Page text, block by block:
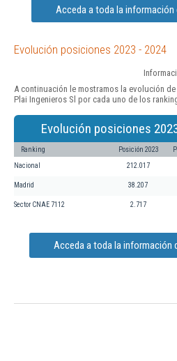
Acceda a toda la información
Evolución posiciones 2023 - 2024
A continuación le mostramos la evolución
Plai Ingenieros Sl por cada uno de los
Evolución posiciones
Ranking Posición 2023
Nacional 212.017
Madrid 38.207
Sector CNAE 7112 2.717
Acceda a toda la información